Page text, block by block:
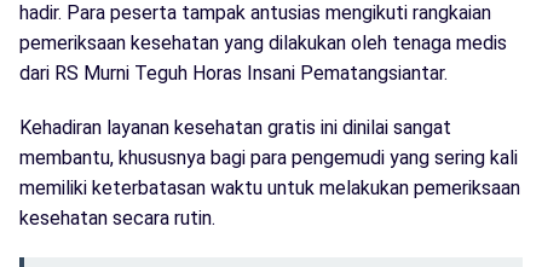
hadir. Para peserta tampak antusias mengikuti rangkaian
pemeriksaan kesehatan yang dilakukan oleh tenaga medis
dari RS Murni Teguh Horas Insani Pematangsiantar.
Kehadiran layanan kesehatan gratis ini dinilai sangat
membantu, khususnya bagi para pengemudi yang sering kali
memiliki keterbatasan waktu untuk melakukan pemeriksaan
kesehatan secara rutin.